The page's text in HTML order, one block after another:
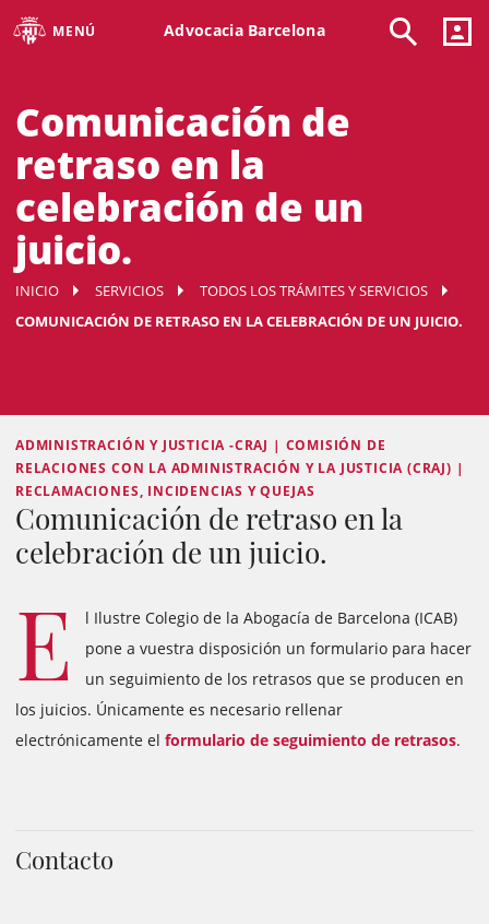
MENÚ Advocacia Barcelona
Comunicación de
retraso en la
celebración de un
juicio.
INICIO SERVICIOS
TODOS LOS TRÁMITES Y SERVICIOS
COMUNICACIÓN DE RETRASO EN LA CELEBRACIÓN DE UN JUICIO.
ADMINISTRACIÓN Y JUSTICIA -CRAJ | COMISIÓN DE
RELACIONES CON LA ADMINISTRACIÓN Y LA JUSTICIA (CRAJ) |
RECLAMACIONES, INCIDENCIAS Y QUEJAS
Comunicación de retraso en la
celebración de un juicio.
E
l Ilustre Colegio de la Abogacía de Barcelona (ICAB)
pone a vuestra disposición un formulario para hacer
un seguimiento de los retrasos que se producen en
los juicios. Únicamente es necesario rellenar
electrónicamente el formulario de seguimiento de retrasos.
Contacto